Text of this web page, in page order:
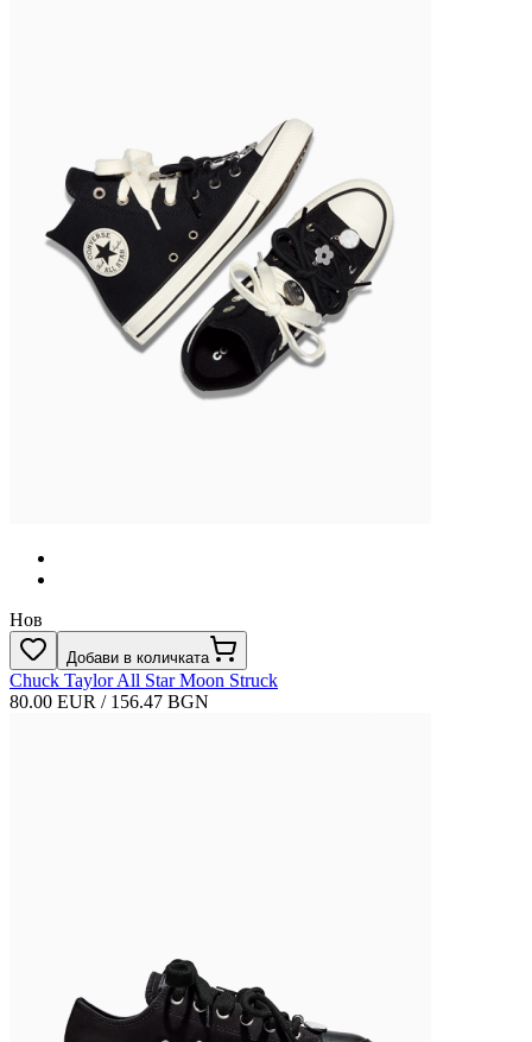
Нов
Добави в количката
Chuck Taylor All Star Moon Struck
80.00 EUR / 156.47 BGN